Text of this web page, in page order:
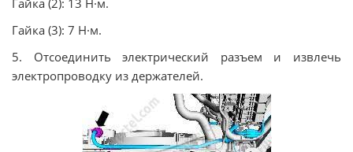
Гайка (2): 13 Н·м.
Гайка (3): 7 Н·м.
5. Отсоединить электрический разъем и извлечь
электропроводку из держателей.